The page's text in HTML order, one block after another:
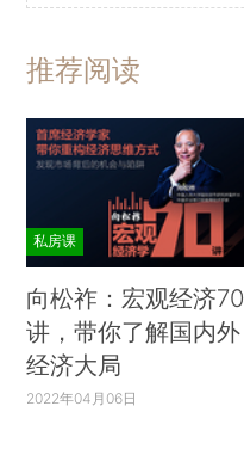
推荐阅读
私房课
向松祚：宏观经济70
讲，带你了解国内外
经济大局
2022年04月06日